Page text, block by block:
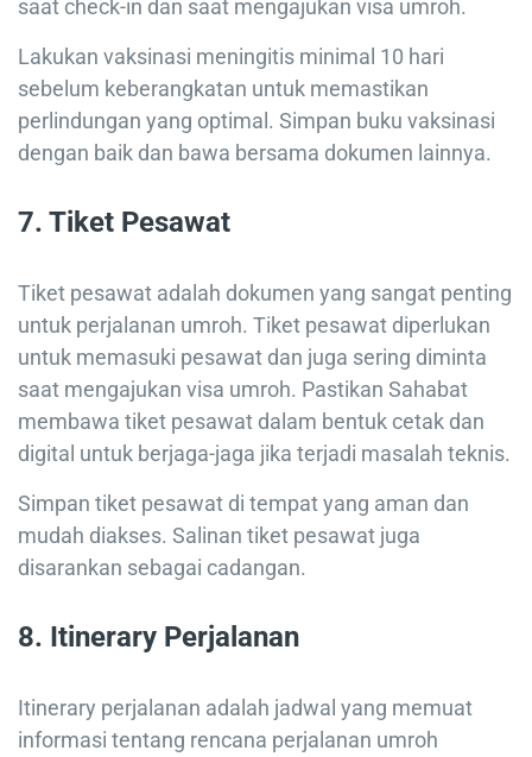
saat check-in dan saat mengajukan visa umroh.
Lakukan vaksinasi meningitis minimal 10 hari
sebelum keberangkatan untuk memastikan
perlindungan yang optimal. Simpan buku vaksinasi
dengan baik dan bawa bersama dokumen lainnya.
7. Tiket Pesawat
Tiket pesawat adalah dokumen yang sangat penting
untuk perjalanan umroh. Tiket pesawat diperlukan
untuk memasuki pesawat dan juga sering diminta
saat mengajukan visa umroh. Pastikan Sahabat
membawa tiket pesawat dalam bentuk cetak dan
digital untuk berjaga-jaga jika terjadi masalah teknis.
Simpan tiket pesawat di tempat yang aman dan
mudah diakses. Salinan tiket pesawat juga
disarankan sebagai cadangan.
8. Itinerary Perjalanan
Itinerary perjalanan adalah jadwal yang memuat
informasi tentang rencana perjalanan umroh